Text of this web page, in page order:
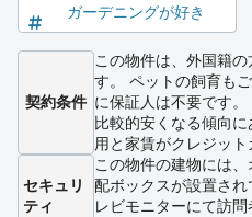
ガーデニングが好き
契約条件
この物件は、外国籍
す。 ペットの飼育も
に保証人は不要です
比較的安くなる傾向
用と家賃がクレジット
セキュリ
ティ
この物件の建物には
配ボックスが設置さ
レビモニターにて訪